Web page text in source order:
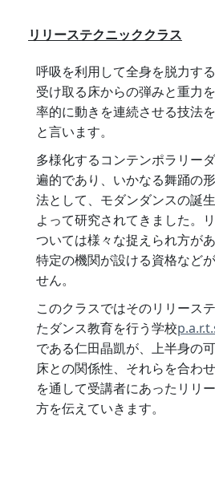
リリーステクニッククラス
呼吸を利用して全身を脱力す
受け取る床からの弾みと重力
率的に動きを連続させる技法
と言います。
多様化するコンテンポラリー
遍的であり、いかなる舞踊の
法として、モダンダンスの誕
よって研究されてきました。
ついては様々な捉えられ方が
特定の機関が設ける資格など
せん。
このクラスではそのリリース
たダンス教育を行う学校
である仁田晶凱が、上半身の
床との関係性、それらを合わ
を通して受講者にあったリリ
方を伝えていきます。